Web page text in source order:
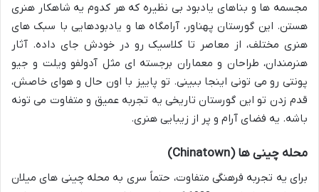
مجسمه ها و بناهای یادبود بی نظیره که هر کدوم یه شاهکار هنری
هستن. این گورستان پهناور، آرامگاه ها و یادبودهایی با سبک های
هنری مختلف، از معاصر تا کلاسیک رو در خودش جای داده. آثار
هنرمندان، طراحان و معماران برجسته ای مثل آدولفو ویلت و جیو
پونتی رو می تونی اینجا ببینی. تو پاییز با اون حال و هوای خاصش،
قدم زدن تو این گورستان تاریخی یه تجربه عمیق و متفاوت می تونه
باشه. یه فضای آرام و پر از زیبایی هنری.
محله چینی ها (Chinatown)
برای یه تجربه فرهنگی متفاوت، حتماً سری به محله چینی های میلان